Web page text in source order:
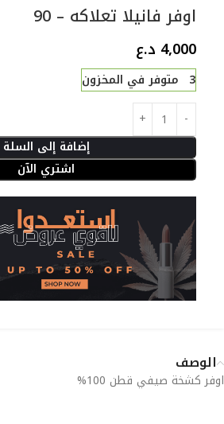
اوفر فانيلا تعلاكه – 90
4,000 د.ع
3 متوفر في المخزون
إضافة إلى السلة
اشتري الآن
الوصف
اوفر كشخة صيفي قطن 100%